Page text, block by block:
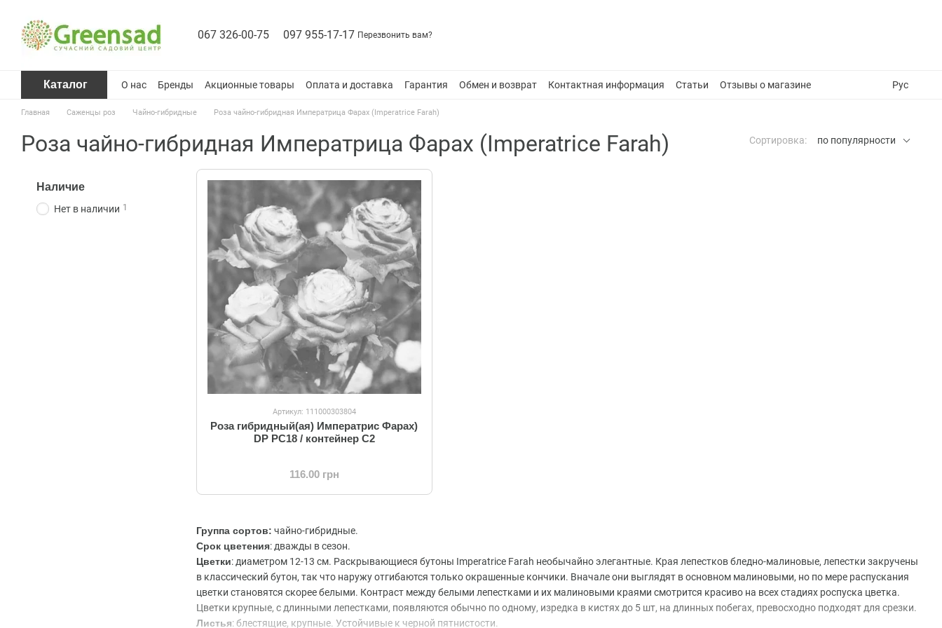
067 326-00-75 097 955-17-17 Перезвонить вам?
Каталог О нас Бренды Акционные товары Оплата и доставка Гарантия Обмен и возврат Контактная информация Статьи Отзывы о магазине Рус
Главная Саженцы роз Чайно-гибридные Роза чайно-гибридная Императрица Фарах (Imperatrice Farah)
Роза чайно-гибридная Императрица Фарах (Imperatrice Farah) Сортировка: по популярности
Группа сортов: чайно-гибридные.
Срок цветения: дважды в сезон.
Цветки: диаметром 12-13 см. Раскрывающиеся бутоны Imperatrice Farah необычайно элегантные. Края лепестков бледно-малиновые, лепестки закручены
в классический бутон, так что наружу отгибаются только окрашенные кончики. Вначале они выглядят в основном малиновыми, но по мере распускания
цветки становятся скорее белыми. Контраст между белыми лепестками и их малиновыми краями смотрится красиво на всех стадиях роспуска цветка.
Цветки крупные, с длинными лепестками, появляются обычно по одному, изредка в кистях до 5 шт, на длинных побегах, превосходно подходят для срезки.
Листья: блестящие, крупные. Устойчивые к черной пятнистости.
Артикул: 111000303804
Роза гибридный(ая) Императрис Фарах)
DP PC18 / контейнер C2
116.00 грн
Наличие
Нет в наличии 1